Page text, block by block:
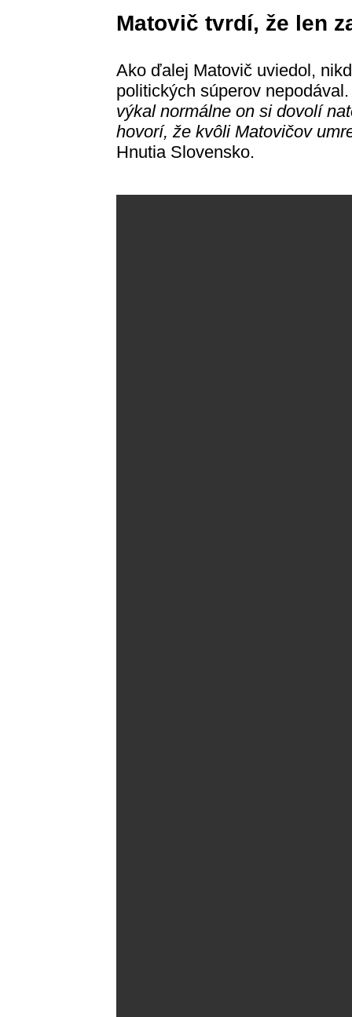
Matovič tvrdí, že len
Ako ďalej Matovič uviedol,
politických súperov nepodával.
výkal normálne on si dovolí
hovorí, že kvôli Matovičov
Hnutia Slovensko.